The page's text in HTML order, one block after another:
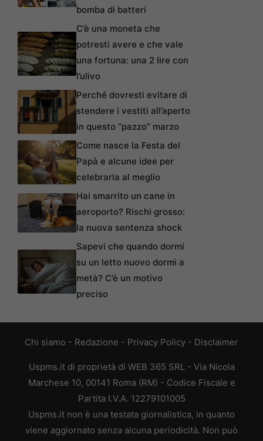
bomba di batteri
C’è una moneta che
potresti avere e che vale
una fortuna: una 2 lire con
l’ulivo
Perché dovresti evitare di
stendere i vestiti all’aperto
in questo “pazzo” marzo
Come nasce la Festa del
Papà e alcune idee per
celebrarla al meglio
Hai smarrito un cane in
aeroporto? Rischi grosso:
la nuova sentenza shock
Sapevi che quando dormi
su un letto nuovo dormi a
metà? C’è un motivo
preciso
Chi siamo - Redazione - Privacy Policy - Disclaimer
Uspms.it di proprietà di WEB 365 SRL - Via Nicola
Marchese 10, 00141 Roma (RM) - Codice Fiscale e
Partita I.V.A. 12279101005
Uspms.it non è una testata giornalistica, in quanto
viene aggiornato senza alcuna periodicità. Non può